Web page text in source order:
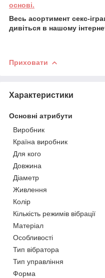
основі.
Весь асортимент секс-
дивіться в нашому
Приховати
Характеристики
Основні атрибути
Виробник
Країна виробник
Для кого
Довжина
Діаметр
Живлення
Колір
Кількість режимів вібрації
Матеріал
Особливості
Тип вібратора
Тип управління
Форма